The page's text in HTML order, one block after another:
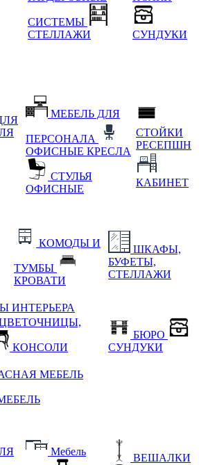
СИСТЕМЫ
СТЕЛЛАЖИ
СУНДУКИ
МЕБЕЛЬ ДЛЯ
ПЕРСОНАЛА
ОФИСНЫЕ КРЕСЛА
СТУЛЬЯ
ОФИСНЫЕ
СТОЙКИ
РЕСЕПШН
КАБИНЕТ
КОМОДЫ И
ТУМБЫ
КРОВАТИ
ШКАФЫ,
БУФЕТЫ,
СТЕЛЛАЖИ
ИНТЕРЬЕРА
КОНСОЛИ
БЮРО
СУНДУКИ
МЕБЕЛЬ
Мебель
ВЕШАЛКИ